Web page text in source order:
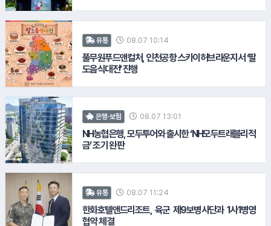
유통 08.07 10:14
풀무원푸드앤컬처, 인천공항 스카이허브라운지서 ‘팔
도음식대전’ 진행
은행·보험 08.07 13:01
NH농협은행, 모두투어와 출시한 ‘NH모두트래블리적
금’ 조기 완판
유통 08.07 11:24
한화호텔앤드리조트, 육군 제9보병사단과 1사1병영
협약 체결
10.홈플러스
11.호반건설